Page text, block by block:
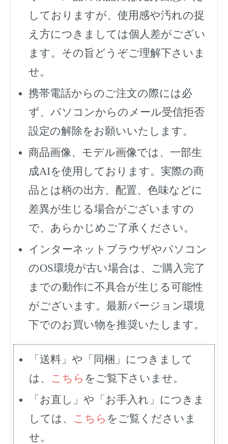
しておりますが、使用感や汚れの捉
え方につきましては個人差がござい
ます。その旨どうぞご理解下さいま
せ。
携帯電話からのご注文の際には必
ず、 パソコンからのメール受信拒否
設定の解除をお願いいたします。
商品画像、モデル画像では、一部生
成AIを使用しております。実際の商
品とは柄の出方、配置、色味などに
差異が生じる場合がございますの
で、あらかじめご了承ください。
インターネットブラウザやパソコン
のOS環境が古い場合は、ご購入完了
までの動作に不具合が生じる可能性
がございます。最新バージョン環境
下でのお買い物を推奨いたします。
「送料」や「同梱」につきまして
は、 こちら をご覧下さいませ。
「お直し」や「お手入れ」につきま
しては、 こちら をご覧くださいま
せ。